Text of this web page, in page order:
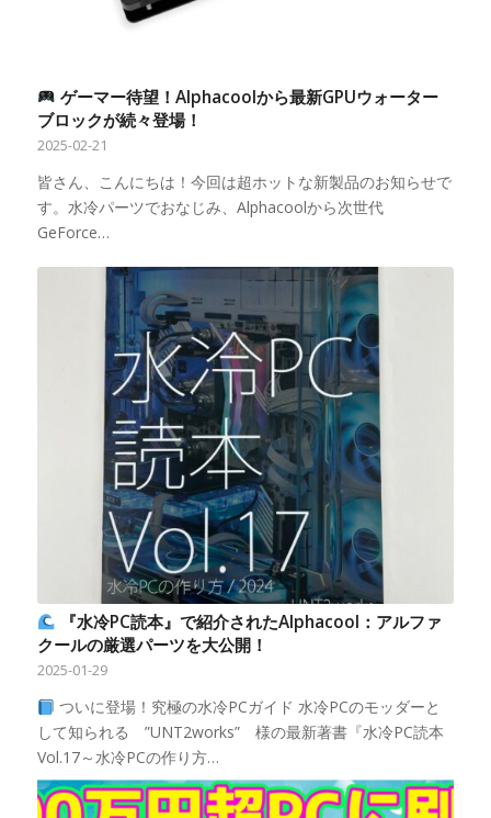
ゲーマー待望！Alphacoolから最新GPUウォーター
ブロックが続々登場！
2025-02-21
皆さん、こんにちは！今回は超ホットな新製品のお知らせで
す。水冷パーツでおなじみ、Alphacoolから次世代
GeForce…
『水冷PC読本』で紹介されたAlphacool：アルファ
クールの厳選パーツを大公開！
2025-01-29
ついに登場！究極の水冷PCガイド 水冷PCのモッダーと
して知られる ”UNT2works” 様の最新著書『水冷PC読本
Vol.17～水冷PCの作り方…